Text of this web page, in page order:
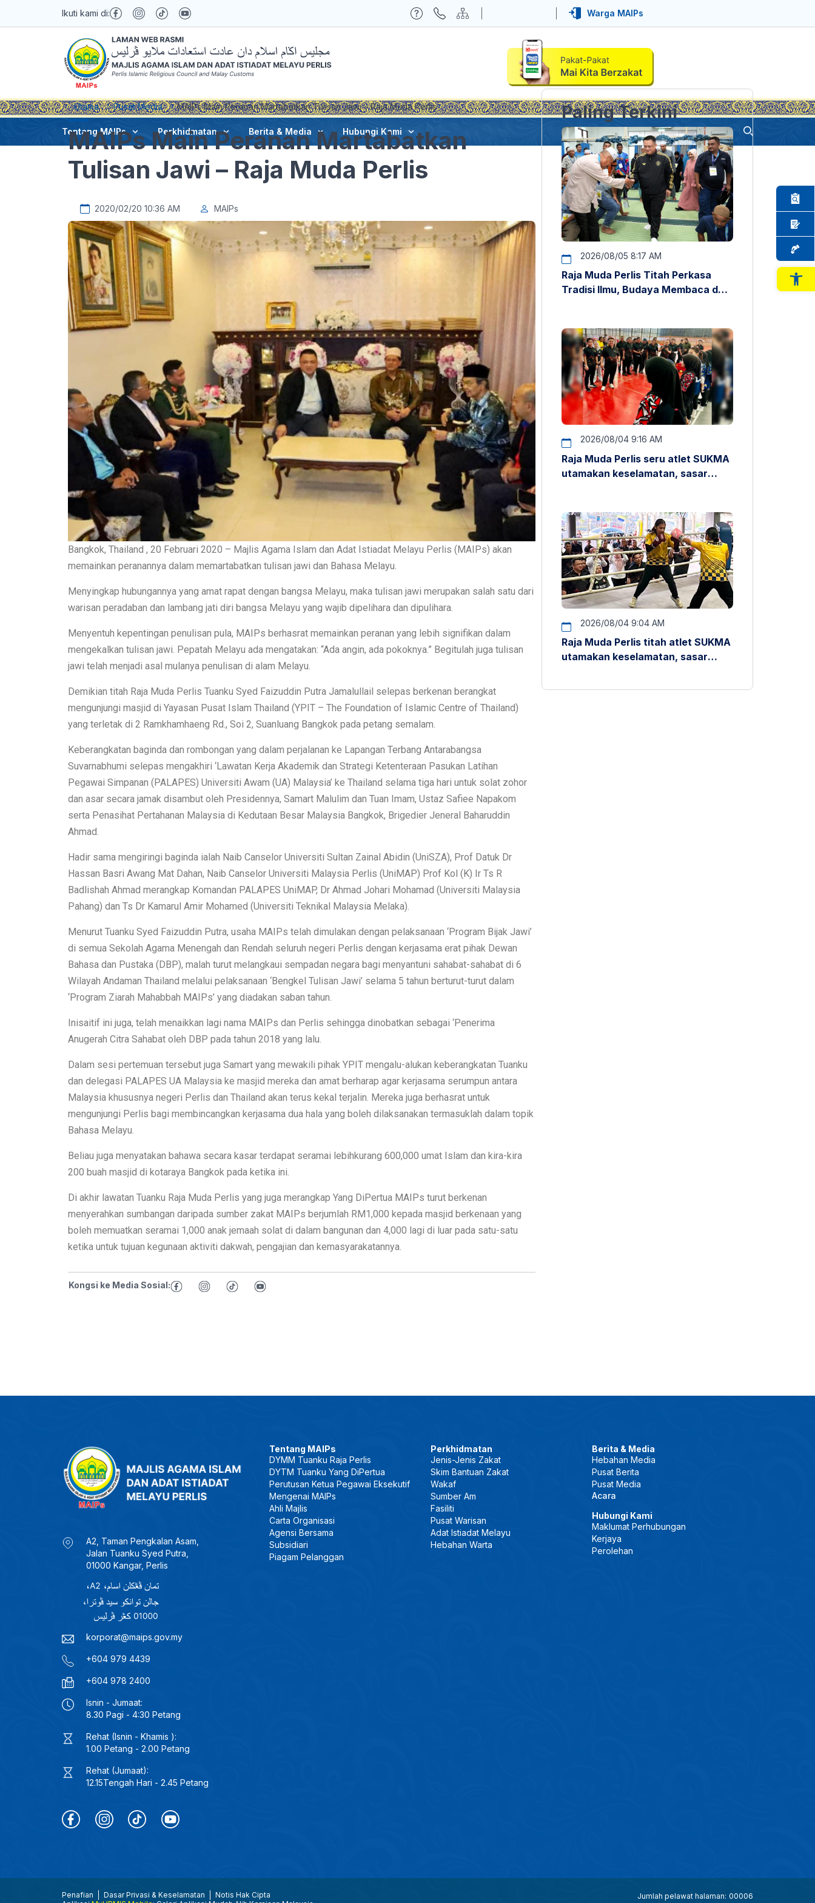
Ikuti kami di: Warga MAIPs
Tentang MAIPs Perkhidmatan Berita & Media Hubungi Kami
Utama Pusat Media MAIPs Main Peranan Martabatkan Tulisan Jawi – Raja Muda Perlis
MAIPs Main Peranan Martabatkan
Tulisan Jawi – Raja Muda Perlis
2020/02/20 10:36 AM MAIPs
Bangkok, Thailand , 20 Februari 2020 – Majlis Agama Islam dan Adat Istiadat Melayu Perlis (MAIPs) akan
memainkan peranannya dalam memartabatkan tulisan jawi dan Bahasa Melayu.
Menyingkap hubungannya yang amat rapat dengan bangsa Melayu, maka tulisan jawi merupakan salah satu dari
warisan peradaban dan lambang jati diri bangsa Melayu yang wajib dipelihara dan dipulihara.
Menyentuh kepentingan penulisan pula, MAIPs berhasrat memainkan peranan yang lebih signifikan dalam
mengekalkan tulisan jawi. Pepatah Melayu ada mengatakan: “Ada angin, ada pokoknya.” Begitulah juga tulisan
jawi telah menjadi asal mulanya penulisan di alam Melayu.
Demikian titah Raja Muda Perlis Tuanku Syed Faizuddin Putra Jamalullail selepas berkenan berangkat
mengunjungi masjid di Yayasan Pusat Islam Thailand (YPIT – The Foundation of Islamic Centre of Thailand)
yang terletak di 2 Ramkhamhaeng Rd., Soi 2, Suanluang Bangkok pada petang semalam.
Keberangkatan baginda dan rombongan yang dalam perjalanan ke Lapangan Terbang Antarabangsa
Suvarnabhumi selepas mengakhiri ‘Lawatan Kerja Akademik dan Strategi Ketenteraan Pasukan Latihan
Pegawai Simpanan (PALAPES) Universiti Awam (UA) Malaysia’ ke Thailand selama tiga hari untuk solat zohor
dan asar secara jamak disambut oleh Presidennya, Samart Malulim dan Tuan Imam, Ustaz Safiee Napakom
serta Penasihat Pertahanan Malaysia di Kedutaan Besar Malaysia Bangkok, Brigedier Jeneral Baharuddin
Ahmad.
Hadir sama mengiringi baginda ialah Naib Canselor Universiti Sultan Zainal Abidin (UniSZA), Prof Datuk Dr
Hassan Basri Awang Mat Dahan, Naib Canselor Universiti Malaysia Perlis (UniMAP) Prof Kol (K) Ir Ts R
Badlishah Ahmad merangkap Komandan PALAPES UniMAP, Dr Ahmad Johari Mohamad (Universiti Malaysia
Pahang) dan Ts Dr Kamarul Amir Mohamed (Universiti Teknikal Malaysia Melaka).
Menurut Tuanku Syed Faizuddin Putra, usaha MAIPs telah dimulakan dengan pelaksanaan ‘Program Bijak Jawi’
di semua Sekolah Agama Menengah dan Rendah seluruh negeri Perlis dengan kerjasama erat pihak Dewan
Bahasa dan Pustaka (DBP), malah turut melangkaui sempadan negara bagi menyantuni sahabat-sahabat di 6
Wilayah Andaman Thailand melalui pelaksanaan ‘Bengkel Tulisan Jawi’ selama 5 tahun berturut-turut dalam
‘Program Ziarah Mahabbah MAIPs’ yang diadakan saban tahun.
Inisaitif ini juga, telah menaikkan lagi nama MAIPs dan Perlis sehingga dinobatkan sebagai ‘Penerima
Anugerah Citra Sahabat oleh DBP pada tahun 2018 yang lalu.
Dalam sesi pertemuan tersebut juga Samart yang mewakili pihak YPIT mengalu-alukan keberangkatan Tuanku
dan delegasi PALAPES UA Malaysia ke masjid mereka dan amat berharap agar kerjasama serumpun antara
Malaysia khususnya negeri Perlis dan Thailand akan terus kekal terjalin. Mereka juga berhasrat untuk
mengunjungi Perlis bagi membincangkan kerjasama dua hala yang boleh dilaksanakan termasuklah dalam topik
Bahasa Melayu.
Beliau juga menyatakan bahawa secara kasar terdapat seramai lebihkurang 600,000 umat Islam dan kira-kira
200 buah masjid di kotaraya Bangkok pada ketika ini.
Di akhir lawatan Tuanku Raja Muda Perlis yang juga merangkap Yang DiPertua MAIPs turut berkenan
menyerahkan sumbangan daripada sumber zakat MAIPs berjumlah RM1,000 kepada masjid berkenaan yang
boleh memuatkan seramai 1,000 anak jemaah solat di dalam bangunan dan 4,000 lagi di luar pada satu-satu
ketika untuk tujuan kegunaan aktiviti dakwah, pengajian dan kemasyarakatannya.
Kongsi ke Media Sosial:
Paling Terkini
2026/08/05 8:17 AM
Raja Muda Perlis Titah Perkasa
Tradisi Ilmu, Budaya Membaca dan
2026/08/04 9:16 AM
Raja Muda Perlis seru atlet SUKMA
utamakan keselamatan, sasar
2026/08/04 9:04 AM
Raja Muda Perlis titah atlet SUKMA
utamakan keselamatan, sasar
A2, Taman Pengkalan Asam,
Jalan Tuanku Syed Putra,
01000 Kangar, Perlis
korporat@maips.gov.my
+604 979 4439
+604 978 2400
Isnin - Jumaat:
8.30 Pagi - 4:30 Petang
Rehat (Isnin - Khamis ):
1.00 Petang - 2.00 Petang
Rehat (Jumaat):
12.15Tengah Hari - 2.45 Petang
Tentang MAIPs
DYMM Tuanku Raja Perlis
DYTM Tuanku Yang DiPertua
Perutusan Ketua Pegawai Eksekutif
Mengenai MAIPs
Ahli Majlis
Carta Organisasi
Agensi Bersama
Subsidiari
Piagam Pelanggan
Perkhidmatan
Jenis-Jenis Zakat
Skim Bantuan Zakat
Wakaf
Sumber Am
Fasiliti
Pusat Warisan
Adat Istiadat Melayu
Hebahan Warta
Berita & Media
Hebahan Media
Pusat Berita
Pusat Media
Acara
Hubungi Kami
Maklumat Perhubungan
Kerjaya
Perolehan
Penafian Dasar Privasi & Keselamatan
Notis Hak Cipta
Jumlah pelawat halaman: 00006